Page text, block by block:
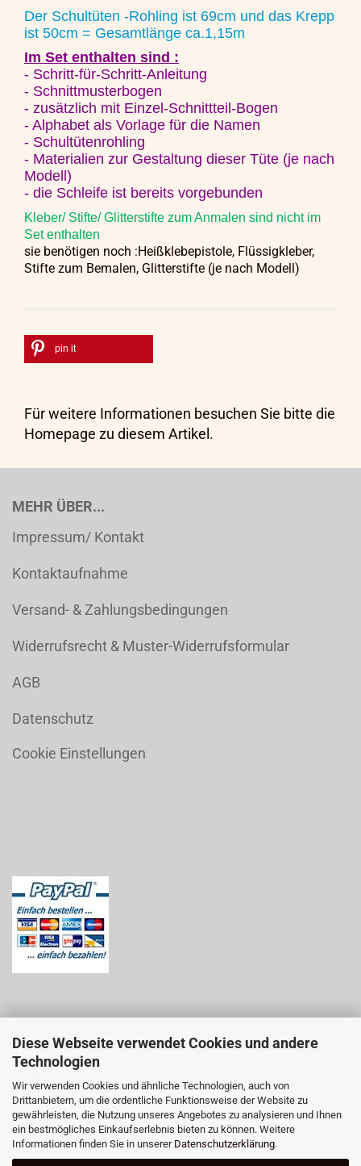
Diese Webseite verwendet Cookies und andere
Technologien
Wir verwenden Cookies und ähnliche Technologien, auch von
Drittanbietern, um die ordentliche Funktionsweise der Website zu
gewährleisten, die Nutzung unseres Angebotes zu analysieren und Ihnen
ein bestmögliches Einkaufserlebnis bieten zu können. Weitere
Informationen finden Sie in unserer Datenschutzerklärung.
Der Schultüten -Rohling ist 69cm und das Krepp
ist 50cm = Gesamtlänge ca.1,15m
Im Set enthalten sind :
- Schritt-für-Schritt-Anleitung
- Schnittmusterbogen
- zusätzlich mit Einzel-Schnittteil-Bogen
- Alphabet als Vorlage für die Namen
- Schultütenrohling
- Materialien zur Gestaltung dieser Tüte (je nach
Modell)
- die Schleife ist bereits vorgebunden
Kleber/ Stifte/ Glitterstifte zum Anmalen sind nicht im
Set enthalten
sie benötigen noch :Heißklebepistole, Flüssigkleber,
Stifte zum Bemalen, Glitterstifte (je nach Modell)
pin it
Für weitere Informationen besuchen Sie bitte die
Homepage zu diesem Artikel.
MEHR ÜBER...
Impressum/ Kontakt
Kontaktaufnahme
Versand- & Zahlungsbedingungen
Widerrufsrecht & Muster-Widerrufsformular
AGB
Datenschutz
Cookie Einstellungen